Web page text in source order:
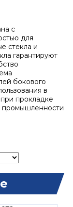
с
для
стёкла и
гарантируют
бокового
в
прокладке